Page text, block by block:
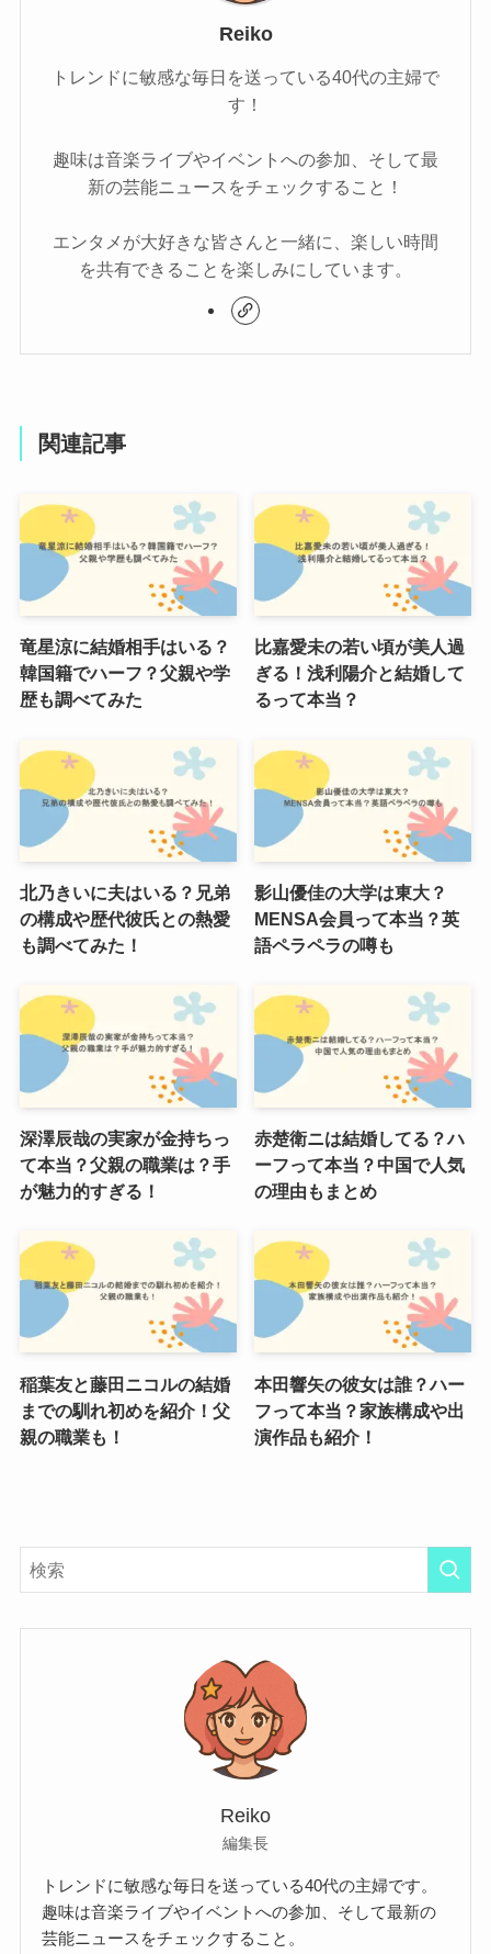
Reiko
トレンドに敏感な毎日を送っている40代の主婦で
す！
趣味は音楽ライブやイベントへの参加、そして最
新の芸能ニュースをチェックすること！
エンタメが大好きな皆さんと一緒に、楽しい時間
を共有できることを楽しみにしています。
関連記事
竜星涼に結婚相手はいる？
韓国籍でハーフ？父親や学
歴も調べてみた
比嘉愛未の若い頃が美人過
ぎる！浅利陽介と結婚して
るって本当？
北乃きいに夫はいる？兄弟
の構成や歴代彼氏との熱愛
も調べてみた！
影山優佳の大学は東大？
MENSA会員って本当？英
語ペラペラの噂も
深澤辰哉の実家が金持ちっ
て本当？父親の職業は？手
が魅力的すぎる！
赤楚衛ニは結婚してる？ハ
ーフって本当？中国で人気
の理由もまとめ
稲葉友と藤田ニコルの結婚
までの馴れ初めを紹介！父
親の職業も！
本田響矢の彼女は誰？ハー
フって本当？家族構成や出
演作品も紹介！
Reiko
編集長
トレンドに敏感な毎日を送っている40代の主婦です。
趣味は音楽ライブやイベントへの参加、そして最新の
芸能ニュースをチェックすること。